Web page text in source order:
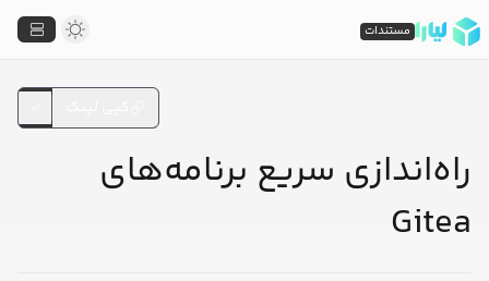
راه‌اندازی سریع برنامه‌های
Gitea
مستندات